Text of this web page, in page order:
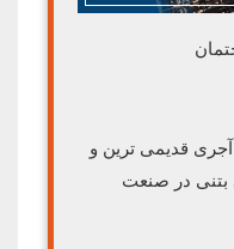
قدیمی ترین و
بتنی در صنعت